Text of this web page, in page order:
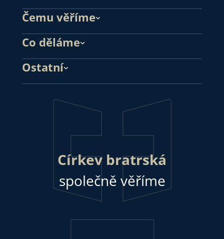
Čemu věříme
Co děláme
Ostatní
Církev bratrská
společně věříme